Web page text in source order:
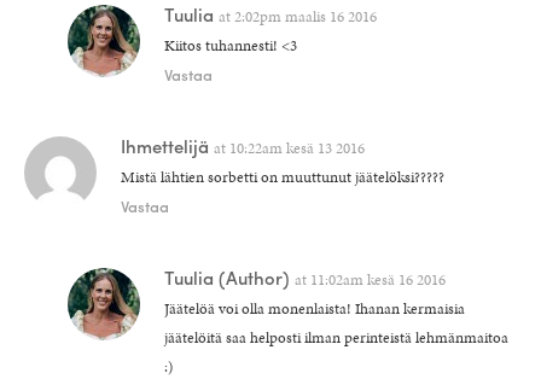
Tuulia at2:02pm maalis 16 2016
Kiitos tuhannesti! <3
Vastaa
Ihmettelijä at 10:22am kesä 13 2016
Mistä lähtien sorbetti on muuttunut jäätelöksi?????
Vastaa
Tuulia (Author) at 11:02am kesä 16 2016
Jäätelöä voi olla monenlaista! Ihanan kermaisia
jäätelöitä saa helposti ilman perinteistä lehmänmaitoa
:)